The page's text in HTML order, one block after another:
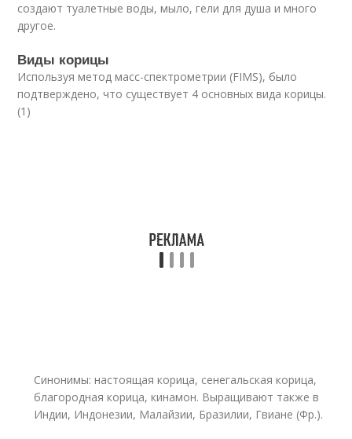
создают туалетные воды, мыло, гели для душа и много
другое.
Виды корицы
Используя метод масс-спектрометрии (FIMS), было
подтверждено, что существует 4 основных вида корицы.
(1)
Синонимы: настоящая корица, сенегальская корица,
благородная корица, кинамон. Выращивают также в
Индии, Индонезии, Малайзии, Бразилии, Гвиане (Фр.).